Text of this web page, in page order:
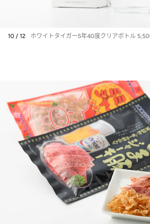
10 / 12 ホワイトタイガー5年40度クリアボトル